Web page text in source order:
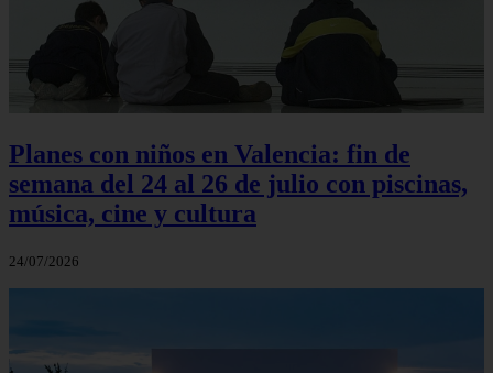
Planes con niños en Valencia: fin de
semana del 24 al 26 de julio con piscinas,
música, cine y cultura
24/07/2026